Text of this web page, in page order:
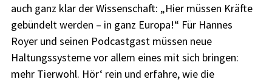
auch ganz klar der Wissenschaft: „Hier müssen Kräfte
gebündelt werden – in ganz Europa!“ Für Hannes
Royer und seinen Podcastgast müssen neue
Haltungssysteme vor allem eines mit sich bringen:
mehr Tierwohl. Hör‘ rein und erfahre, wie die